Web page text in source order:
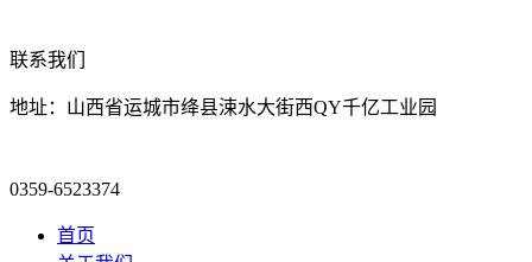
联系我们
地址：山西省运城市绛县涑水大街西QY千亿工业园
0359-6523374
首页